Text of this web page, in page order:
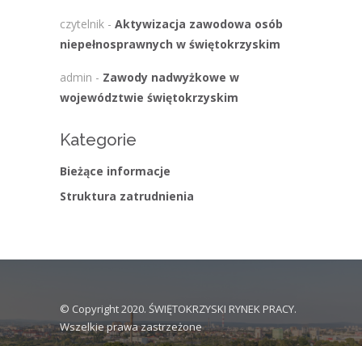
czytelnik - Aktywizacja zawodowa osób
niepełnosprawnych w świętokrzyskim
admin - Zawody nadwyżkowe w
województwie świętokrzyskim
Kategorie
Bieżące informacje
Struktura zatrudnienia
© Copyright 2020. ŚWIĘTOKRZYSKI RYNEK PRACY.
Wszelkie prawa zastrzeżone